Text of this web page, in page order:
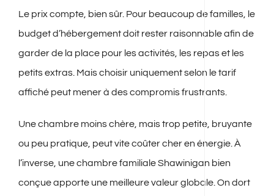
Le prix compte, bien sûr. Pour beaucoup de familles, le
budget d’hébergement doit rester raisonnable afin de
garder de la place pour les activités, les repas et les
petits extras. Mais choisir uniquement selon le tarif
affiché peut mener à des compromis frustrants.
Une chambre moins chère, mais trop petite, bruyante
ou peu pratique, peut vite coûter cher en énergie. À
l’inverse, une chambre familiale Shawinigan bien
conçue apporte une meilleure valeur globale. On dort